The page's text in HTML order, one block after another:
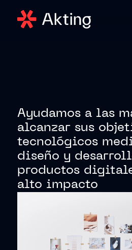
Ayudamos a las
alcanzar sus
tecnológicos
diseño y
productos
alto impacto